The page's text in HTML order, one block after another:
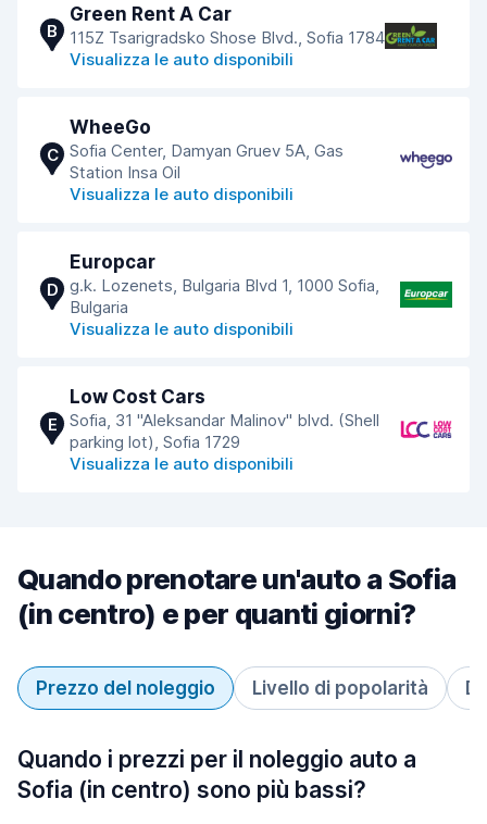
B
Green Rent A Car
115Z Tsarigradsko Shose Blvd., Sofia 1784
Visualizza le auto disponibili
C
WheeGo
Sofia Center, Damyan Gruev 5A, Gas
Station Insa Oil
Visualizza le auto disponibili
D
Europcar
g.k. Lozenets, Bulgaria Blvd 1, 1000 Sofia,
Bulgaria
Visualizza le auto disponibili
E
Low Cost Cars
Sofia, 31 "Aleksandar Malinov" blvd. (Shell
parking lot), Sofia 1729
Visualizza le auto disponibili
Quando prenotare un'auto a Sofia
(in centro) e per quanti giorni?
Prezzo del noleggio Livello di popolarità
Quando i prezzi per il noleggio auto a
Sofia (in centro) sono più bassi?